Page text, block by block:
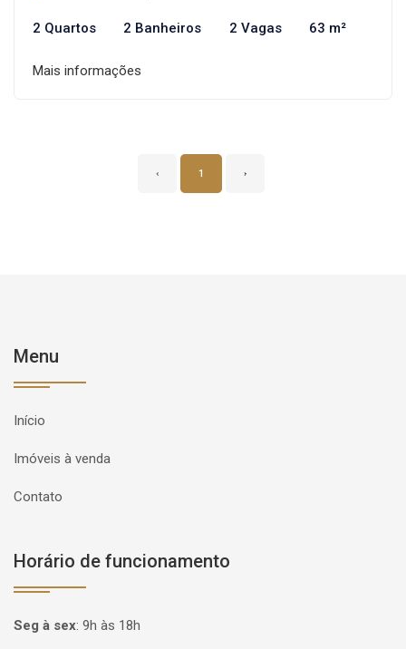
2 Quartos 2 Banheiros 2 Vagas 63 m²
Mais informações
‹ 1 ›
Menu
Início
Imóveis à venda
Contato
Horário de funcionamento
Seg à sex: 9h às 18h